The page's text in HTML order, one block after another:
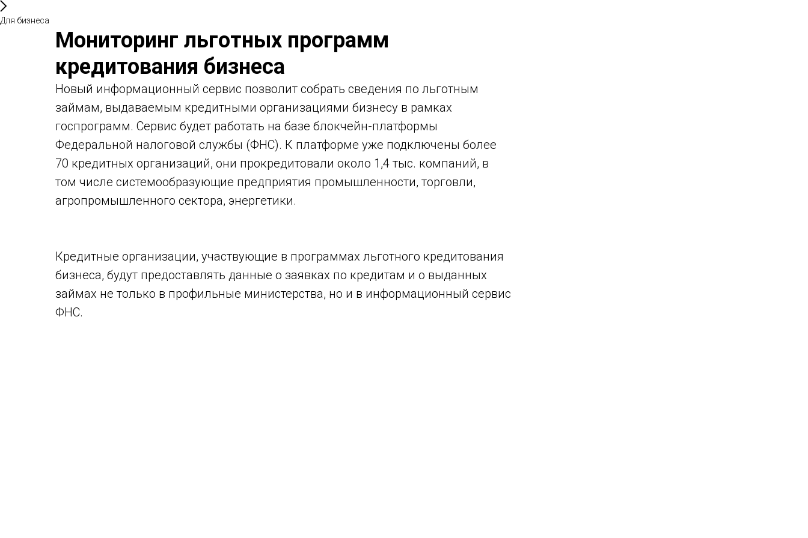
Для бизнеса
Мониторинг льготных программ
кредитования бизнеса
Новый информационный сервис позволит собрать сведения по льготным
займам, выдаваемым кредитными организациями бизнесу в рамках
госпрограмм. Сервис будет работать на базе блокчейн-платформы
Федеральной налоговой службы (ФНС). К платформе уже подключены более
70 кредитных организаций, они прокредитовали около 1,4 тыс. компаний, в
том числе системообразующие предприятия промышленности, торговли,
агропромышленного сектора, энергетики.
Кредитные организации, участвующие в программах льготного кредитования
бизнеса, будут предоставлять данные о заявках по кредитам и о выданных
займах не только в профильные министерства, но и в информационный сервис
ФНС.